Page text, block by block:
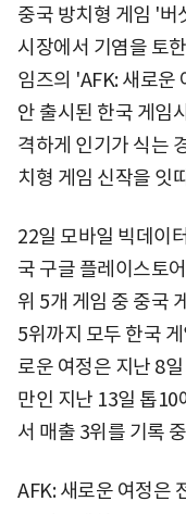
중국 방치형 게임 '버
시장에서 기염을 토
임즈의 'AFK: 새로운
안 출시된 한국 게임
격하게 인기가 식는
치형 게임 신작을 잇
22일 모바일 빅데이
국 구글 플레이스토
위 5개 게임 중 중국
5위까지 모두 한국
로운 여정은 지난 8
만인 지난 13일 톱10
서 매출 3위를 기록
AFK: 새로운 여정은